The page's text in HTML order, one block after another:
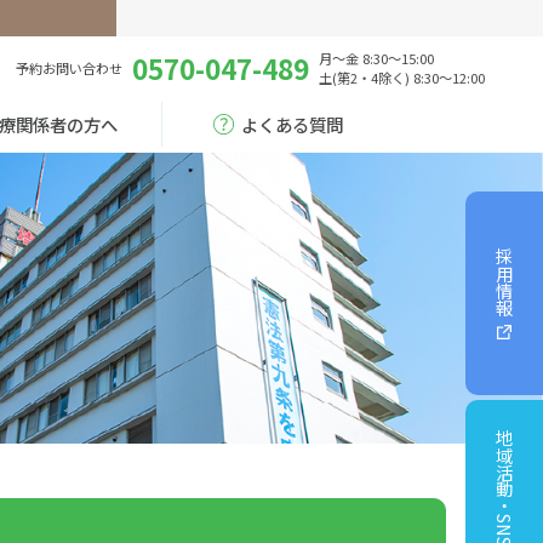
予約お問い合わせ 0570-047-489 月～金 8:30～15:00
土(第2・4除く) 8:30～12:00
関係者の方へ よくある質問
採用情報
地域活動・SNS